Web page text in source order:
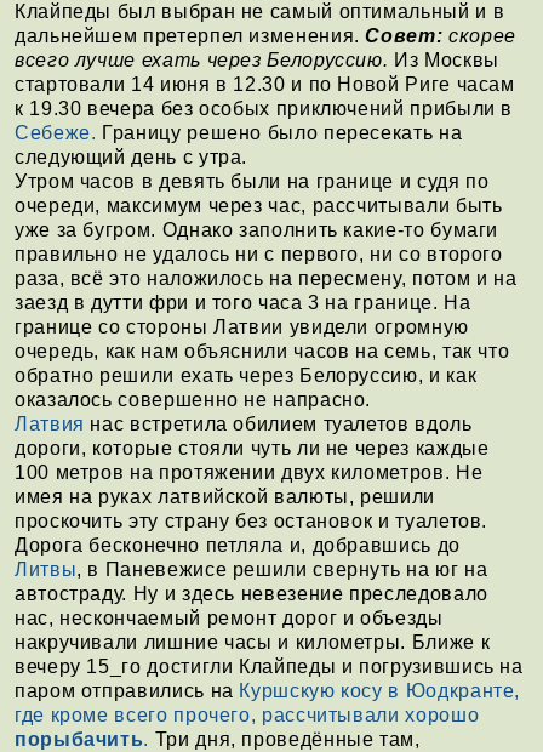
Клайпеды был выбран не самый оптимальный и в
дальнейшем претерпел изменения.Совет: скорее
всего лучше ехать через Белоруссию. Из Москвы
стартовали 14 июня в 12.30 и по Новой Риге часам
к 19.30 вечера без особых приключений прибыли в
Себеже. Границу решено было пересекать на
следующий день с утра.
Утром часов в девять были на границе и судя по
очереди, максимум через час, рассчитывали быть
уже за бугром. Однако заполнить какие-то бумаги
правильно не удалось ни с первого, ни со второго
раза, всё это наложилось на пересмену, потом и на
заезд в дутти фри и того часа 3 на границе. На
границе со стороны Латвии увидели огромную
очередь, как нам объяснили часов на семь, так что
обратно решили ехать через Белоруссию, и как
оказалось совершенно не напрасно.
Латвия нас встретила обилием туалетов вдоль
дороги, которые стояли чуть ли не через каждые
100 метров на протяжении двух километров. Не
имея на руках латвийской валюты, решили
проскочить эту страну без остановок и туалетов.
Дорога бесконечно петляла и, добравшись до
Литвы, в Паневежисе решили свернуть на юг на
автостраду. Ну и здесь невезение преследовало
нас, нескончаемый ремонт дорог и объезды
накручивали лишние часы и километры. Ближе к
вечеру 15_го достигли Клайпеды и погрузившись на
паром отправились на Куршскую косу в Юодкранте,
где кроме всего прочего, рассчитывали хорошо
порыбачить. Три дня, проведённые там,